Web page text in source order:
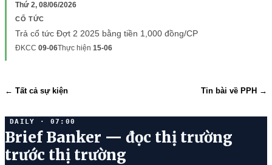
Thứ 2, 08/06/2026
CỔ TỨC
Trả cổ tức Đợt 2 2025 bằng tiền 1,000 đồng/CP
ĐKCC 09-06Thực hiện 15-06
← Tất cả sự kiện Tin bài về PPH →
DAILY · 07:00
Brief Banker — đọc thị trường
trước thị trường